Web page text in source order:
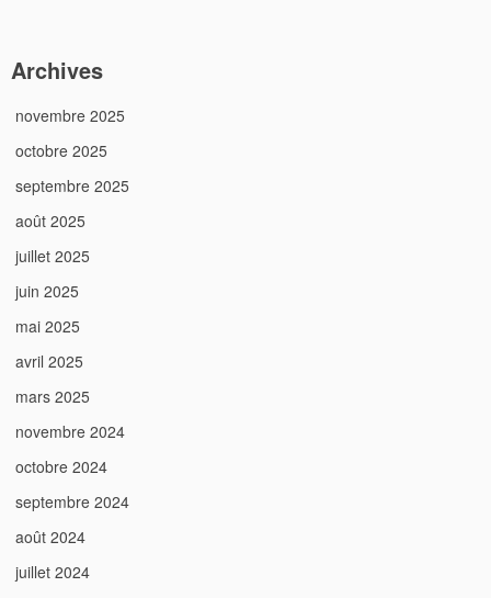
Archives
novembre 2025
octobre 2025
septembre 2025
août 2025
juillet 2025
juin 2025
mai 2025
avril 2025
mars 2025
novembre 2024
octobre 2024
septembre 2024
août 2024
juillet 2024